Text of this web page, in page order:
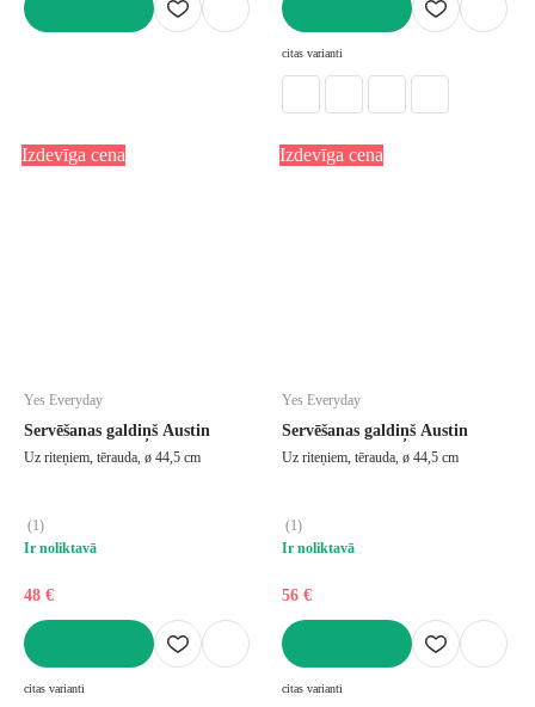
citas varianti
Izdevīga cena
Yes Everyday
Servēšanas galdiņš Austin
Uz riteņiem, tērauda, ø 44,5 cm
(1)
Ir noliktavā
48 €
citas varianti
Izdevīga cena
Yes Everyday
Servēšanas galdiņš Austin
Uz riteņiem, tērauda, ø 44,5 cm
(1)
Ir noliktavā
56 €
citas varianti